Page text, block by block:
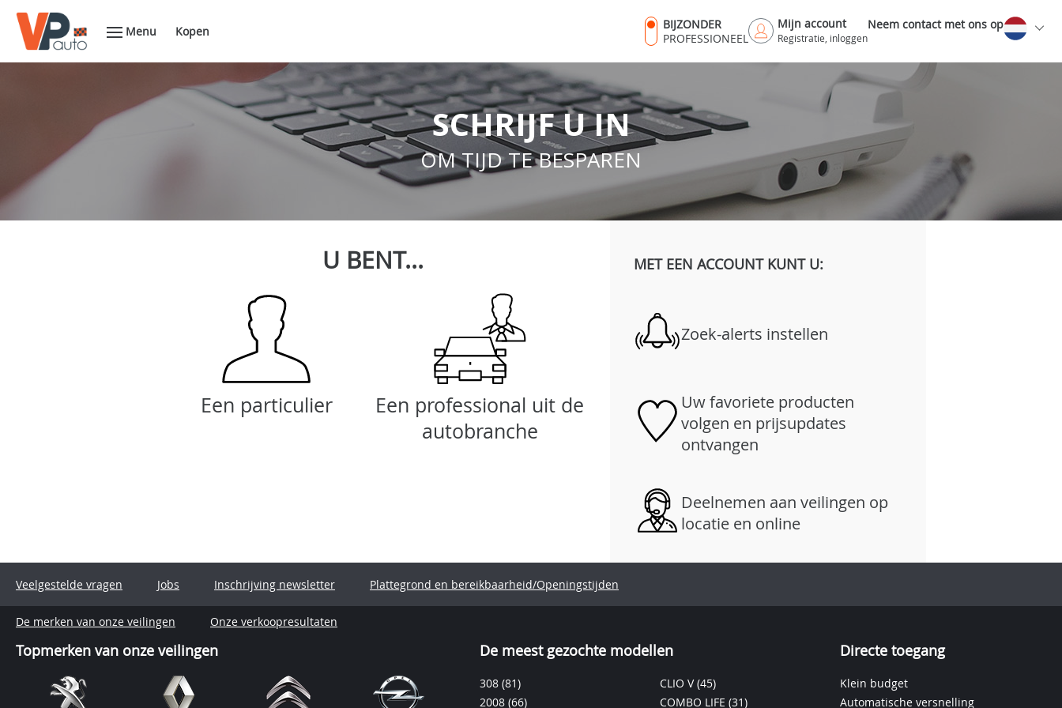
Menu Kopen
BIJZONDER
PROFESSIONEEL
Mijn account
Registratie, inloggen
Neem contact met ons op
SCHRIJF U IN
OM TIJD TE BESPAREN
U BENT...
Een particulier
Een professional uit de
autobranche
MET EEN ACCOUNT KUNT U:
Zoek-alerts instellen
Uw favoriete producten
volgen en prijsupdates
ontvangen
Deelnemen aan veilingen op
locatie en online
Veelgestelde vragen Jobs Inschrijving newsletter Plattegrond en bereikbaarheid/Openingstijden
De merken van onze veilingen Onze verkoopresultaten
Topmerken van onze veilingen De meest gezochte modellen
308 (81)
2008 (66)
CLIO V(45)
COMBO LIFE (31)
Directe toegang
Klein budget
Automatische versnelling